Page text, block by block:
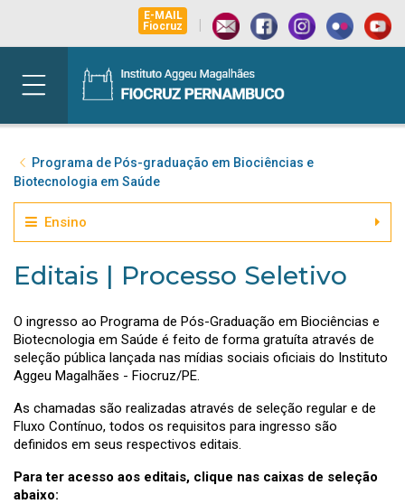
E-MAIL
Fiocruz
|
Programa de Pós-graduação em Biociências e
Biotecnologia em Saúde
Ensino
Editais | Processo Seletivo
O ingresso ao Programa de Pós-Graduação em Biociências e
Biotecnologia em Saúde é feito de forma gratuíta através de
seleção pública lançada nas mídias sociais oficiais do Instituto
Aggeu Magalhães - Fiocruz/PE.
As chamadas são realizadas através de seleção regular e de
Fluxo Contínuo, todos os requisitos para ingresso são
definidos em seus respectivos editais.
Para ter acesso aos editais, clique nas caixas de seleção
abaixo: